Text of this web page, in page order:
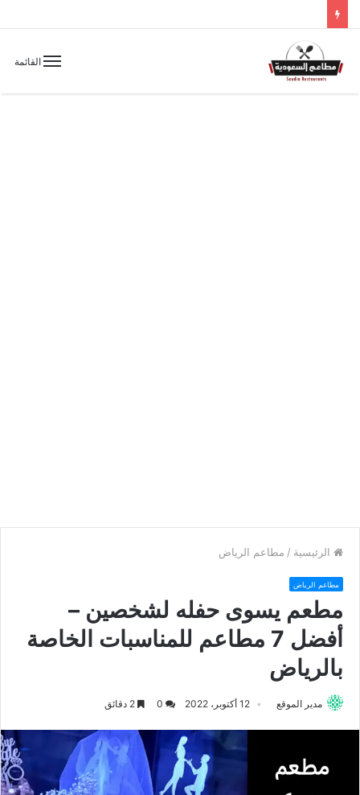
القائمة
الرئيسية / مطاعم الرياض
مطاعم الرياض
مطعم يسوى حفله لشخصين –
أفضل 7 مطاعم للمناسبات الخاصة
بالرياض
مدير الموقع 12 أكتوبر، 2022